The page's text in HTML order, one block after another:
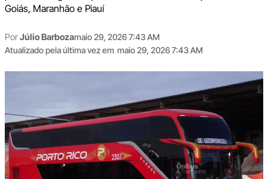
Goiás, Maranhão e Piauí
PorJúlio Barbozamaio 29, 2026 7:43 AM
Atualizado pela última vez em maio 29, 2026 7:43 AM